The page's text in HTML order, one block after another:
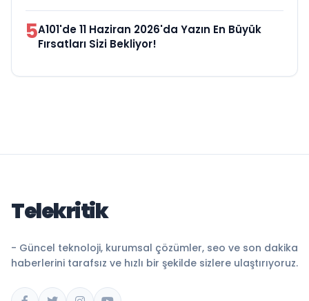
5A101'de 11 Haziran 2026'da Yazın En Büyük
Fırsatları Sizi Bekliyor!
Telekritik
- Güncel teknoloji, kurumsal çözümler, seo ve son dakika
haberlerini tarafsız ve hızlı bir şekilde sizlere ulaştırıyoruz.